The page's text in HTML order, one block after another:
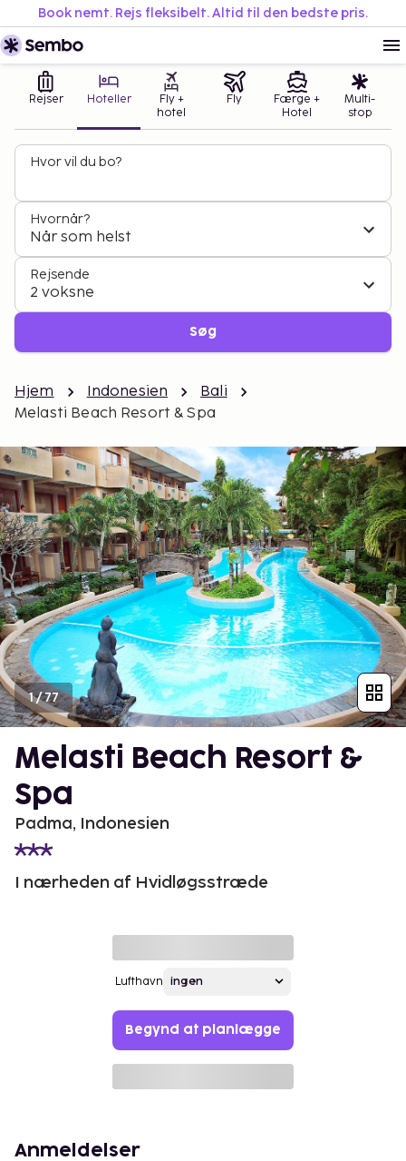
Book nemt. Rejs fleksibelt. Altid til den bedste pris.
Rejser Hoteller
Fly +
hotel
Fly
Færge +
Hotel
Multi-
stop
Hvor vil du bo?
Hvornår?
Når som helst
Rejsende
2 voksne
Søg
Hjem Indonesien
Bali
Melasti Beach Resort & Spa
1/77
Melasti Beach Resort &
Spa
Padma, Indonesien
I nærheden af Hvidløgsstræde
Lufthavn
Begynd at planlægge
Anmeldelser